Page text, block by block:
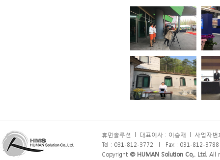
휴먼솔루션 대표이사 : 이승재
사업자
Tel : 031-812-3772
Fax : 031-812-3788
Copyright © HUMAN Solution Co,. Ltd. All